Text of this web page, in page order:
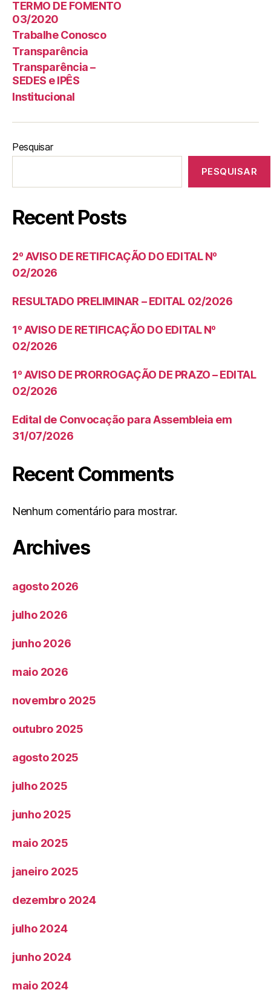
TERMO DE FOMENTO
03/2020
Trabalhe Conosco
Transparência
Transparência –
SEDES e IPÊS
Institucional
Pesquisar
PESQUISAR
Recent Posts
2º AVISO DE RETIFICAÇÃO DO EDITAL Nº
02/2026
RESULTADO PRELIMINAR – EDITAL 02/2026
1º AVISO DE RETIFICAÇÃO DO EDITAL Nº
02/2026
1º AVISO DE PRORROGAÇÃO DE PRAZO – EDITAL
02/2026
Edital de Convocação para Assembleia em
31/07/2026
Recent Comments
Nenhum comentário para mostrar.
Archives
agosto 2026
julho 2026
junho 2026
maio 2026
novembro 2025
outubro 2025
agosto 2025
julho 2025
junho 2025
maio 2025
janeiro 2025
dezembro 2024
julho 2024
junho 2024
maio 2024